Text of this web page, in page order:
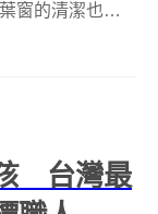
窗的清潔也令
的小編看到
...
台灣最